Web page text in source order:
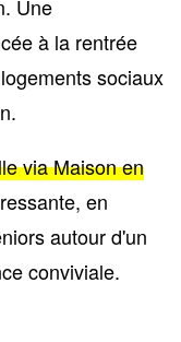
Une
à la rentrée
sociaux
via Maison en
en
autour d'un
conviviale.